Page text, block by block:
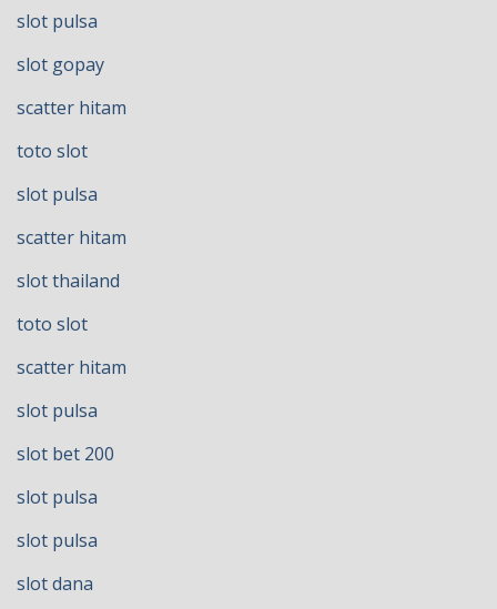
slot pulsa
slot gopay
scatter hitam
toto slot
slot pulsa
scatter hitam
slot thailand
toto slot
scatter hitam
slot pulsa
slot bet 200
slot pulsa
slot pulsa
slot dana